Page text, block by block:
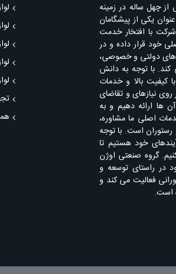
چهل ساله در زمینه
یکی از پیشگامان
می کند. از سال 1358، این شرکت با افتخار خدمت
خود قرار داده و در
های دولتی و خصوصی،
با توجه به دانش
کیفیت بالا و خدمات
نیازهای و تقاضای
ها ارائه دهیم و به
اصلی ما مشاوره،
است. با توجه
خود هستیم تا
گروه صنعتی اوژن
در راستای توسعه و
فعالیت می کند و
است.